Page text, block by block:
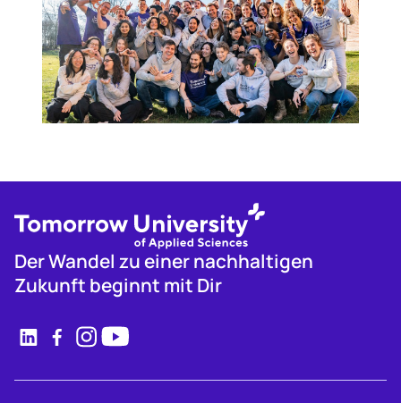
Der Wandel zu einer nachhaltigen
Zukunft beginnt mit Dir